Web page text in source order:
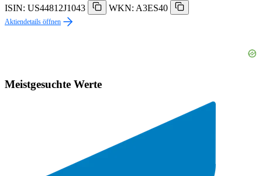
ISIN: US44812J1043
WKN: A3ES40
Aktiendetails öffnen
Meistgesuchte Werte